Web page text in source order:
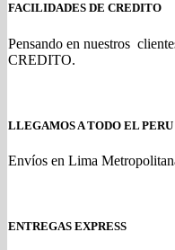
FACILIDADES DE CREDITO
Pensando en nuestros
CREDITO.
LLEGAMOS A TODO EL PERU
Envíos en Lima
ENTREGAS EXPRESS